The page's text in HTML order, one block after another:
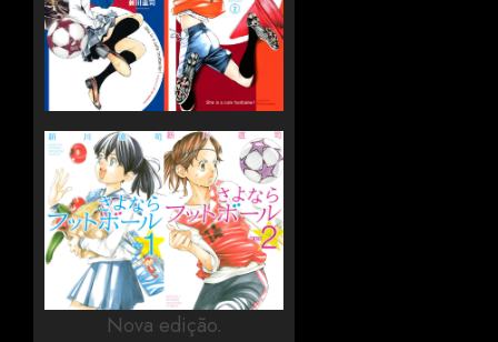
Nova edição.